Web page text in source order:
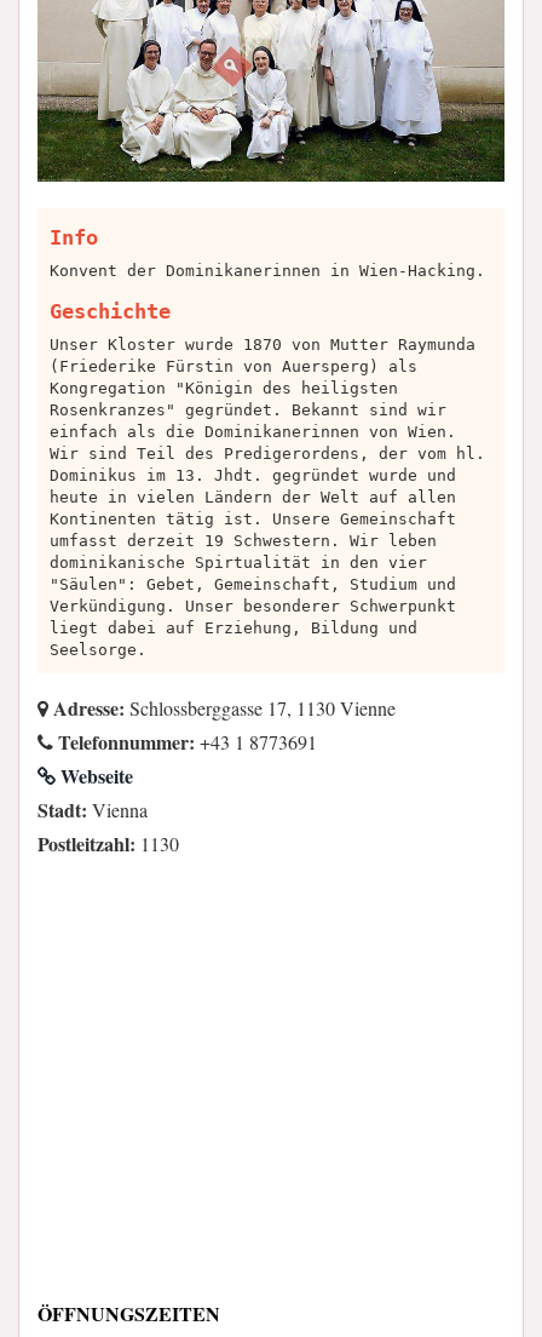
Info
Konvent der Dominikanerinnen in Wien-Hacking.
Geschichte
Unser Kloster wurde 1870 von Mutter Raymunda
(Friederike Fürstin von Auersperg) als
Kongregation "Königin des heiligsten
Rosenkranzes" gegründet. Bekannt sind wir
einfach als die Dominikanerinnen von Wien.
Wir sind Teil des Predigerordens, der vom hl.
Dominikus im 13. Jhdt. gegründet wurde und
heute in vielen Ländern der Welt auf allen
Kontinenten tätig ist. Unsere Gemeinschaft
umfasst derzeit 19 Schwestern. Wir leben
dominikanische Spirtualität in den vier
"Säulen": Gebet, Gemeinschaft, Studium und
Verkündigung. Unser besonderer Schwerpunkt
liegt dabei auf Erziehung, Bildung und
Seelsorge.
Adresse: Schlossberggasse 17, 1130 Vienne
Telefonnummer: +43 1 8773691
Webseite
Stadt: Vienna
Postleitzahl: 1130
ÖFFNUNGSZEITEN